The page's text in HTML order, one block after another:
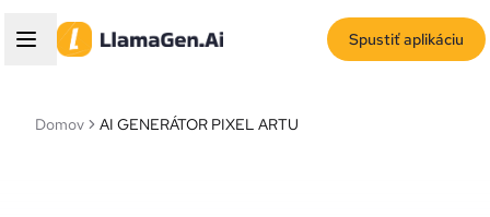
Spustiť aplikáciu
Domov AI GENERÁTOR PIXEL ARTU